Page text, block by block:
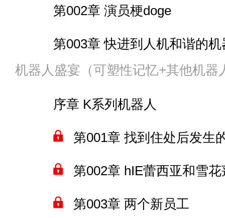
第070章 对免疫者的恨
第071章 处刑台上的尖啸
第072章 凑合的沙包
第073章 没有奇迹
第074章 来而不往非礼也
第075章 “熊孩子一号”
第052章 水下探索
第053章 章鱼人
第054章 结晶之下的可怕
第055章 港区的海盗小姐
第056章 皇家财富号的触
第058章 “想吓唬我家指挥
有关和谐章节（附群号）
第16章 布施翠有没有尾巴
第17章 大战前的宁静
第018章 你可以叫她天蝎
间章 原肠教团的复仇
间章 “玄羽”与狐火
间章 看看你保护的是一群什
间章 地狱就是你们的“新时代”
间章 运送途中的37整备大队
第012章 来个大演习？
第013章 演习准备
间章 保卫家园的起始者们
间章 演习的序幕
第006章 依然对gate地球
意见征集
第002章 演员梗doge
第003章 快进到人机和谐的
机器人盛宴（可塑性记忆+其他机器
序章 K系列机器人
第001章 找到住处后发生
第002章 hIE蕾西亚和雪花
第003章 两个新员工